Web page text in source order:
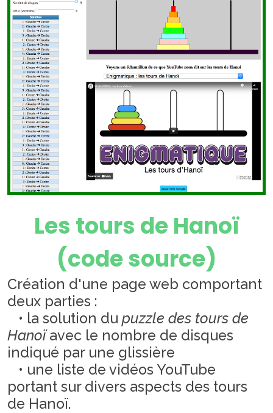
Les tours de Hanoï
(code source)
Création d'une page web comportant
deux parties :
• la solution du puzzle des tours de
Hanoïavec le nombre de disques
indiqué par une glissière
• une liste de vidéos YouTube
portant sur divers aspects des tours
de Hanoï.